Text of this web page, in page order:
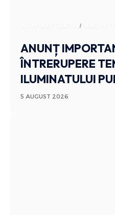
ADMINISTRATIV
ANUNȚ
ÎNTRERUPERE
ILUMINATULUI
5 AUGUST 2026